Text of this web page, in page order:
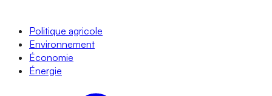
Politique agricole
Environnement
Économie
Énergie